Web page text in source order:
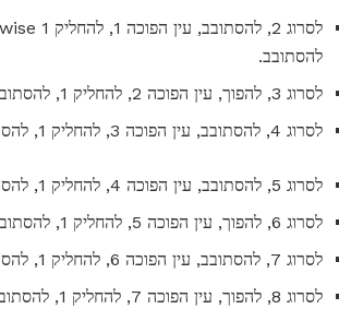
להסתובב.
לסרוג 3, להפוך, עין הפוכה 2, להחליק 1, להסתובב.
לסרוג 4, להסתובב, עין הפוכה 3, להחליק 1, להסתובב.
לסרוג 5, להסתובב, עין הפוכה 4, להחליק 1, להסתובב.
לסרוג 6, להפוך, עין הפוכה 5, להחליק 1, להסתובב.
לסרוג 7, להסתובב, עין הפוכה 6, להחליק 1, להסתובב.
לסרוג 8, להפוך, עין הפוכה 7, להחליק 1, להסתובב.